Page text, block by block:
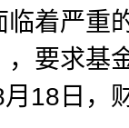
临着严重
要求基
18日，